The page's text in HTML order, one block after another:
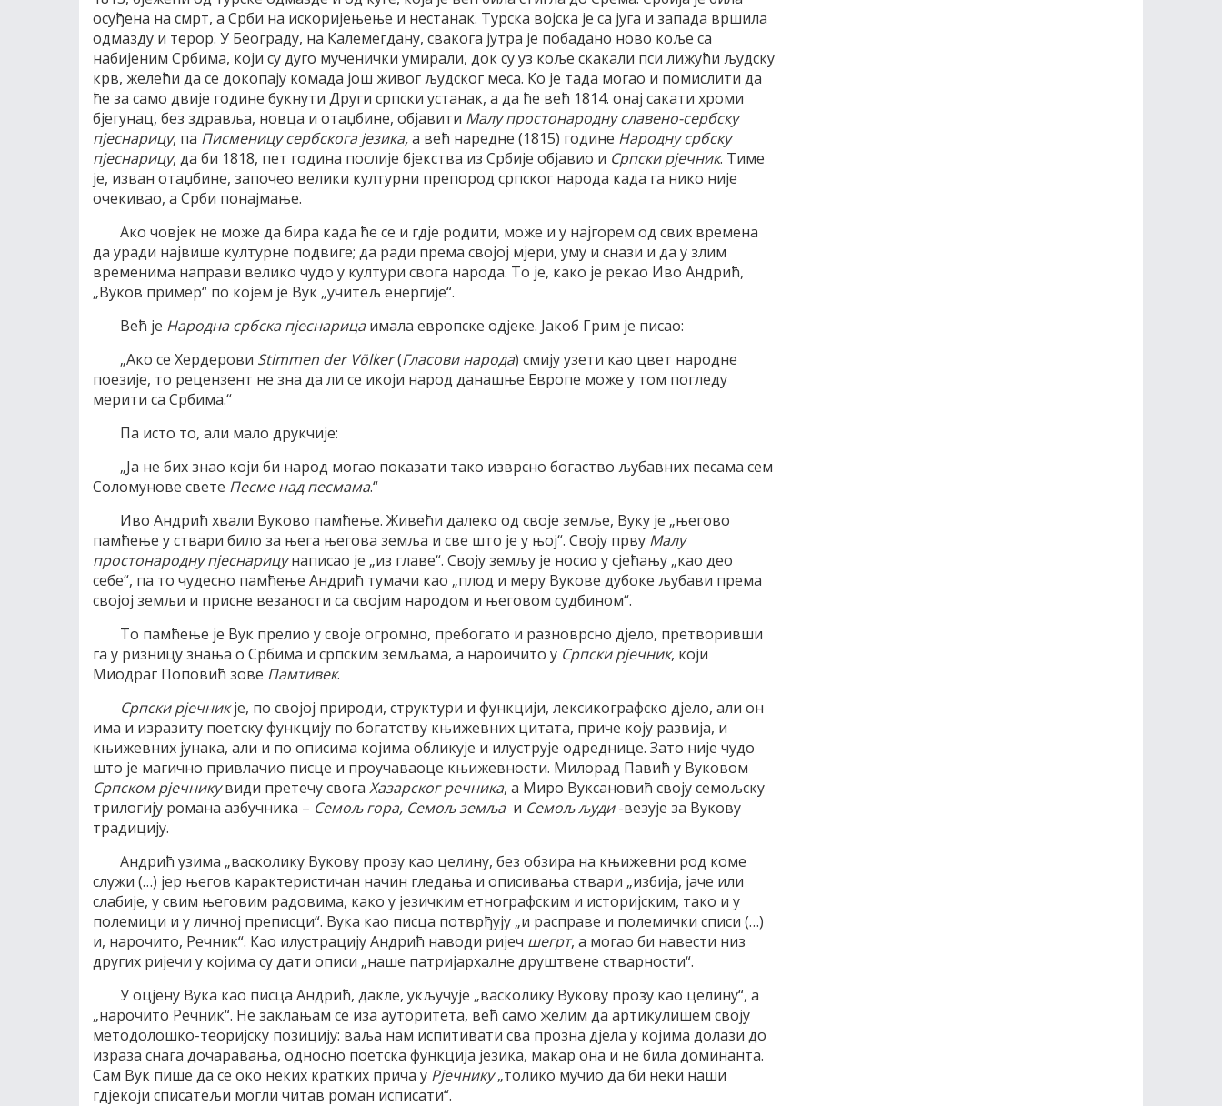
осуђена на смрт, а Срби на искоријењење и нестанак. Турска војска је са југа и запада вршила
одмазду и терор. У Београду, на Калемегдану, свакога јутра је побадано ново коље са
набијеним Србима, који су дуго мученички умирали, док су уз коље скакали пси лижући људску
крв, желећи да се докопају комада још живог људског меса. Ко је тада могао и помислити да
ће за само двије године букнути Други српски устанак, а да ће већ 1814. онај сакати хроми
бјегунац, без здравља, новца и отаџбине, објавити Малу простонародну славено-сербску
пјеснарицу, па Писменицу сербскога језика,а већ наредне (1815) године Народну србску
пјеснарицу, да би 1818, пет година послије бјекства из Србије објавио и Српски рјечник. Тиме
је, изван отаџбине, започео велики културни препород српског народа када га нико није
очекивао, а Срби понајмање.
Ако човјек не може да бира када ће се и гдје родити, може и у најгорем од свих времена
да уради највише културне подвиге; да ради према својој мјери, уму и снази и да у злим
временима направи велико чудо у култури свога народа. То је, како је рекао Иво Андрић,
„Вуков пример“ по којем је Вук „учитељ енергије“.
Већ је Народна србска пјеснарицаимала европске одјеке. Јакоб Грим је писао:
„Ако се Хердерови Stimmen der Völker(Гласови народа) смију узети као цвет народне
поезије, то рецензент не зна да ли се икоји народ данашње Европе може у том погледу
мерити са Србима.“
Па исто то, али мало друкчије:
„Ја не бих знао који би народ могао показати тако изврсно богаство љубавних песама сем
Соломунове свете Песме над песмама.“
Иво Андрић хвали Вуково памћење. Живећи далеко од своје земље, Вуку је „његово
памћење у ствари било за њега његова земља и све што је у њој“. Своју прву Малу
простонародну пјеснарицунаписао је „из главе“. Своју земљу је носио у сјећању „као део
себе“, па то чудесно памћење Андрић тумачи као „плод и меру Вукове дубоке љубави према
својој земљи и присне везаности са својим народом и његовом судбином“.
То памћење је Вук прелио у своје огромно, пребогато и разноврсно дјело, претворивши
га у ризницу знања о Србима и српским земљама, а нароичито у Српски рјечник, који
Миодраг Поповић зове Памтивек.
Српски рјечникје, по својој природи, структури и функцији, лексикографско дјело, али он
има и изразиту поетску функцију по богатству књижевних цитата, приче коју развија, и
књижевних јунака, али и по описима којима обликује и илуструје одреднице. Зато није чудо
што је магично привлачио писце и проучаваоце књижевности. Милорад Павић у Вуковом
Српском рјечникувиди претечу свога Хазарског речника, а Миро Вуксановић своју семољску
трилогију романа азбучника – Семољ гора, Семољ земља и Семољ људи-везује за Вукову
традицију.
Андрић узима „васколику Вукову прозу као целину, без обзира на књижевни род коме
служи (…) јер његов карактеристичан начин гледања и описивања ствари „избија, јаче или
слабије, у свим његовим радовима, како у језичким етнографским и историјским, тако и у
полемици и у личној преписци“. Вука као писца потврђују „и расправе и полемички списи (…)
и, нарочито, Речник“. Као илустрацију Андрић наводи ријеч шегрт, а могао би навести низ
других ријечи у којима су дати описи „наше патријархалне друштвене стварности“.
У оцјену Вука као писца Андрић, дакле, укључује „васколику Вукову прозу као целину“, а
„нарочито Речник“. Не заклањам се иза ауторитета, већ само желим да артикулишем своју
методолошко-теоријску позицију: ваља нам испитивати сва прозна дјела у којима долази до
израза снага дочаравања, односно поетска функција језика, макар она и не била доминанта.
Сам Вук пише да се око неких кратких прича у Рјечнику„толико мучио да би неки наши
гдјекоји списатељи могли читав роман исписати“.